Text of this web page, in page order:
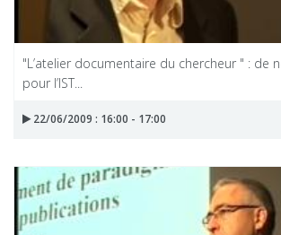
"L’atelier documentaire du chercheur " : de
pour l’IST...
22/06/2009 : 16:00 - 17:00